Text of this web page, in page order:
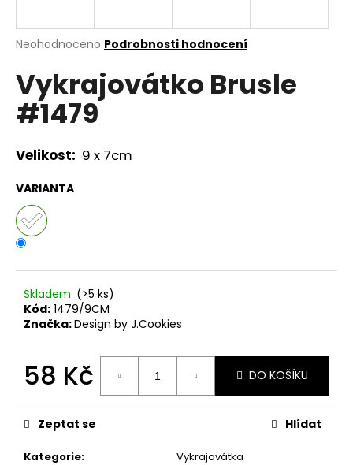
Průměrné
produktu
je
0,0
z
hvězdiček.
Neohodnoceno Podrobnosti hodnocení
Vykrajovátko Brusle
#1479
Velikost: 9 x 7cm
VARIANTA
Skladem (>5 ks)
Kód: 1479/9CM
Značka:Design by J.Cookies
58 Kč
cena:
DO KOŠÍKU
Kategorie: Vykrajovátka
Zeptat se Hlídat
j
t
?
D
o
p
o
č
e
m